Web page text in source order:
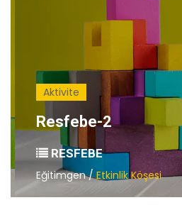
Aktivite
Resfebe-2
RESFEBE
Eğitimgen /Etkinlik Köşesi